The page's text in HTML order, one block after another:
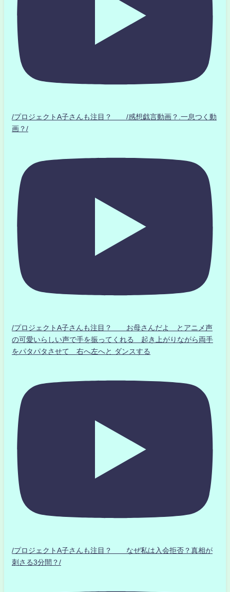
/プロジェクトA子さんも注目？ /感想戯言動画？.一息つく動
画？/
/プロジェクトA子さんも注目？ お母さんだよ とアニメ声
の可愛いらしい声で手を振ってくれる 起き上がりながら両手
をパタパタさせて 右へ左へと ダンスする
/プロジェクトA子さんも注目？ なぜ私は入会拒否？真相が
刺さる3分間？/